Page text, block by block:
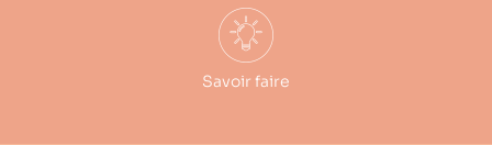
Savoir faire